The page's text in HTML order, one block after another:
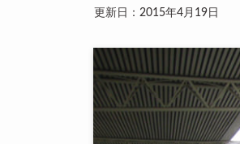
更新日：2015年4月19日